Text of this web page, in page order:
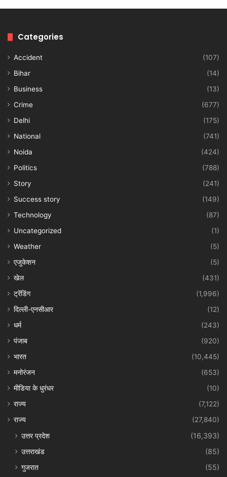
Categories
Accident
(107)
Bihar
(14)
Business
(13)
Crime
(677)
Delhi
(175)
National
(741)
Noida
(424)
Politics
(788)
Story
(241)
Success story
(149)
Technology
(87)
Uncategorized
(1)
Weather
(5)
एजुकेशन
(5)
खेल
(431)
ट्रेंडिंग
(1,996)
दिल्ली-एनसीआर
(12)
धर्म
(243)
पंजाब
(920)
भारत
(10,445)
मनोरंजन
(653)
मीडिया के धुरंधर
(10)
राज्य
(7,122)
राज्य
(27,840)
उत्तर प्रदेश
(16,393)
उत्तराखंड
(85)
गुजरात
(55)